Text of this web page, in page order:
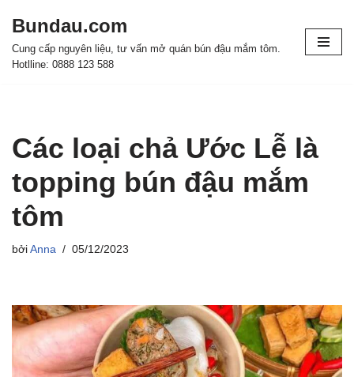
Chuyển
tới
Bundau.com
Cung cấp nguyên liệu, tư vấn mở quán bún đậu mắm tôm.
Hotlline: 0888 123 588
Các loại chả Ước Lễ là
topping bún đậu mắm
tôm
bởi Anna 05/12/2023